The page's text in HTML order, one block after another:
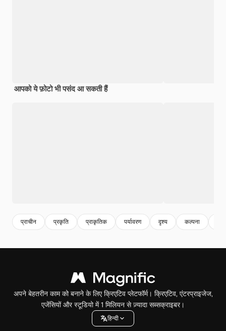
आपको ये फ़ोटो भी पसंद आ सकती हैं
प्राचीन प्रकृति प्राकृतिक पर्यावरण दृश्य कल्पना
अपने बेहतरीन काम को बनाने के लिए क्रिएटिव प्लेटफॉर्म। क्रिएटिव, एंटरप्राइजेज,
एजेंसियों और स्टूडियो में 1 मिलियन से ज़्यादा सब्सक्राइबर।
हिन्दी